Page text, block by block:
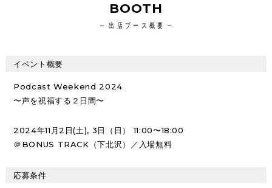
BOOTH
出店ブース概要
イベント概要
Podcast Weekend 2024
〜声を祝福する２日間〜
2024年11月2日(土), 3日（日） 11:00〜18:00
＠BONUS TRACK（下北沢）／入場無料
応募条件